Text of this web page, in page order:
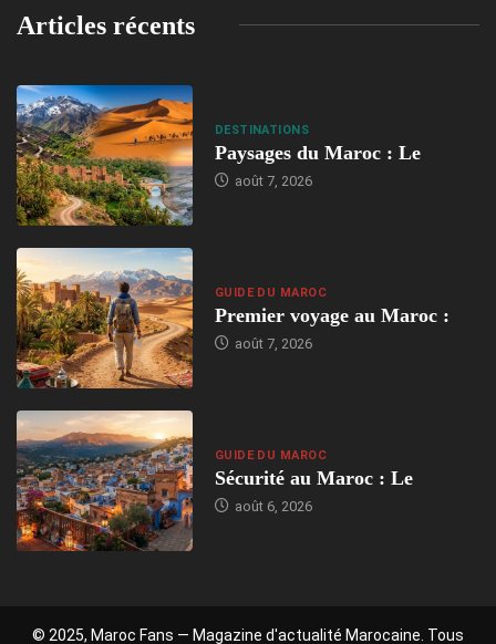
Articles récents
DESTINATIONS
Paysages du Maroc : Le
août 7, 2026
GUIDE DU MAROC
Premier voyage au Maroc :
août 7, 2026
GUIDE DU MAROC
Sécurité au Maroc : Le
août 6, 2026
© 2025, Maroc Fans — Magazine d'actualité Marocaine. Tous